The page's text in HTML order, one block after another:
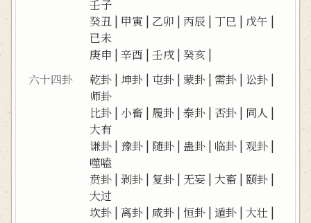
壬子
癸丑 | 甲寅 | 乙卯 |丙辰 | 丁巳 | 戊午 |
已未
庚申 |辛酉 |壬戌 |癸亥 |
六十四卦
乾卦 | 坤卦 | 屯卦 |蒙卦 |需卦 | 讼卦 |
师卦
比卦 | 小畜 | 履卦 |泰卦 | 否卦 | 同人 |
大有
谦卦 |豫卦 | 随卦 | 蛊卦 | 临卦 |观卦 |
噬嗑
贲卦 | 剥卦 | 复卦 | 无妄 |大畜 | 颐卦 |
大过
坎卦 |离卦 | 咸卦 |恒卦 |遁卦 |大壮 |